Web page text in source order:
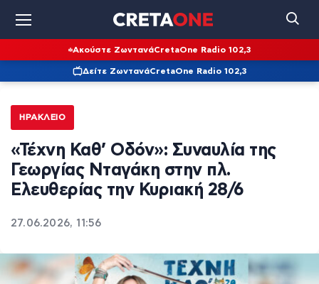
Ακούστε ΖωντανάCretaOne Radio 102,3
Δείτε ΖωντανάCretaOne Radio 102,3
ΗΡΆΚΛΕΙΟ
«Τέχνη Καθ’ Οδόν»: Συναυλία της
Γεωργίας Νταγάκη στην πλ.
Ελευθερίας την Κυριακή 28/6
27.06.2026, 11:56